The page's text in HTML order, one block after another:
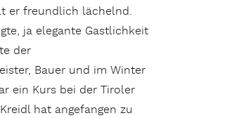
er freundlich lächelnd.
ja elegante Gastlichkeit
der
Bauer und im Winter
ein Kurs bei der Tiroler
hat angefangen zu